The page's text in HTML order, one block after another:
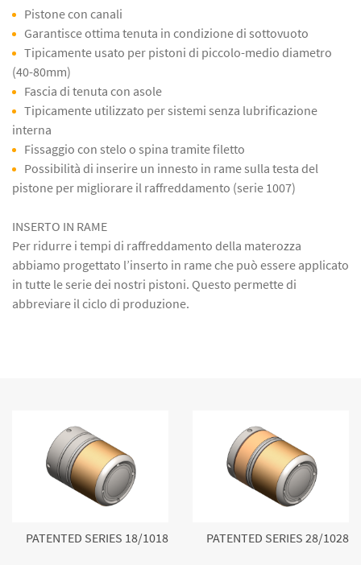
Pistone con canali
Garantisce ottima tenuta in condizione di sottovuoto
Tipicamente usato per pistoni di piccolo-medio diametro
(40-80mm)
Fascia di tenuta con asole
Tipicamente utilizzato per sistemi senza lubrificazione
interna
Fissaggio con stelo o spina tramite filetto
Possibilità di inserire un innesto in rame sulla testa del
pistone per migliorare il raffreddamento (serie 1007)
INSERTO IN RAME
Per ridurre i tempi di raffreddamento della materozza
abbiamo progettato l’inserto in rame che può essere applicato
in tutte le serie dei nostri pistoni. Questo permette di
abbreviare il ciclo di produzione.
PATENTED SERIES 18/1018 PATENTED SERIES 28/1028